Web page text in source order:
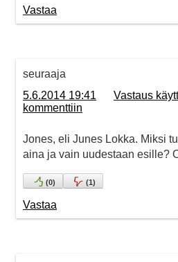
Vastaa
seuraaja
5.6.2014 19:41
Vastaus
kommenttiin
Jones, eli Junes Lokka. Miksi
aina ja vain uudestaan esille?
(0) (1)
Vastaa